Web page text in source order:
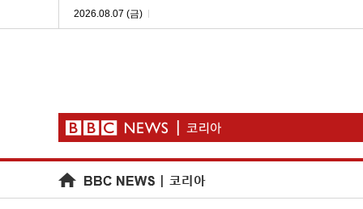
2026.08.07 (금)